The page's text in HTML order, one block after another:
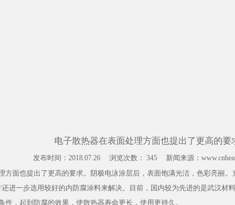
电子散热器在表面处理方面也提出了更高的要
发布时间： 2018.07.26浏览次数： 345
新闻来源：
面也提出了更高的要求。阴极电泳涂层后，表面饱满光洁，色彩亮丽
进一步选用较好的内防腐涂料来解决。目前，国内较为先进的是武汉
，起到防腐的效果，使散热器寿命更长，使用更持久。